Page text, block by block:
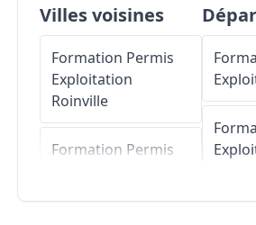
Villes voisines
Formation Permis
Exploitation
Roinville
Formation Permis